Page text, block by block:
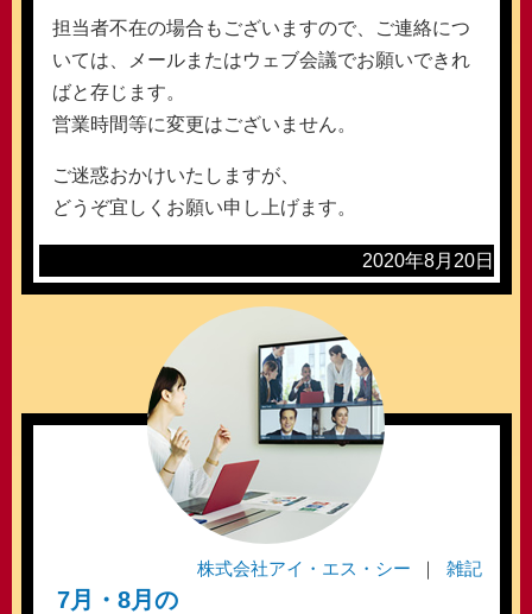
担当者不在の場合もございますので、ご連絡につ
いては、メールまたはウェブ会議でお願いできれ
ばと存じます。
営業時間等に変更はございません。
ご迷惑おかけいたしますが、
どうぞ宜しくお願い申し上げます。
2020年8月20日
株式会社アイ・エス・シー 雑記
7月・8月の